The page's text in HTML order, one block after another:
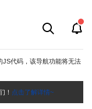
JS代码，该导航功能将无法
！ 点击了解详情~